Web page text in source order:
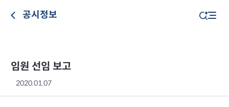
공시정보
임원 선임 보고
2020.01.07